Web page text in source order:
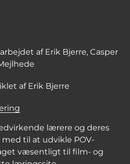
af Erik Bjerre, Casper
af Erik Bjerre
lærere og deres
til at udvikle POV-
væsentligt til film- og